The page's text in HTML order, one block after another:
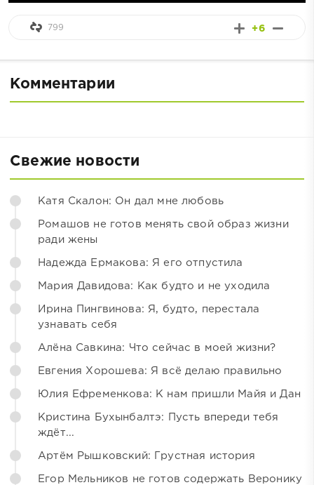
+6
799
Комментарии
Свежие новости
Катя Скалон: Он дал мне любовь
Ромашов не готов менять свой образ жизни
ради жены
Надежда Ермакова: Я его отпустила
Мария Давидова: Как будто и не уходила
Ирина Пингвинова: Я, будто, перестала
узнавать себя
Алёна Савкина: Что сейчас в моей жизни?
Евгения Хорошева: Я всё делаю правильно
Юлия Ефременкова: К нам пришли Майя и Дан
Кристина Бухынбалтэ: Пусть впереди тебя
ждёт...
Артём Рышковский: Грустная история
Егор Мельников не готов содержать Веронику